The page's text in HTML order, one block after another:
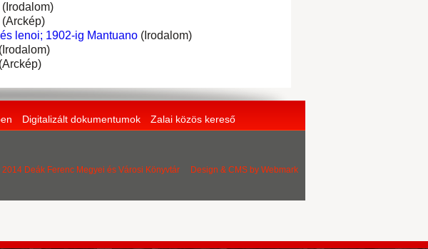
(Irodalom)
(Arckép)
lenoi; 1902-ig Mantuano (Irodalom)
(Irodalom)
(Arckép)
Digitalizált dokumentumok Zalai közös kereső
Deák Ferenc Megyei és Városi Könyvtár Design & CMS by Webmark